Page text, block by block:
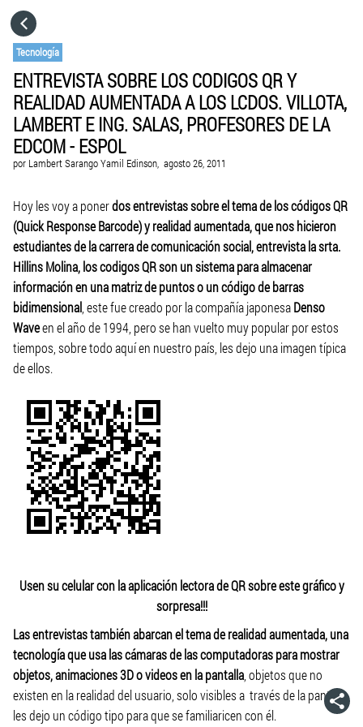
Tecnología
ENTREVISTA SOBRE LOS CODIGOS QR Y
REALIDAD AUMENTADA A LOS LCDOS. VILLOTA,
LAMBERT E ING. SALAS, PROFESORES DE LA
EDCOM - ESPOL
por Lambert Sarango Yamil Edinson, agosto 26, 2011
Hoy les voy a ponerdos entrevistas sobre el tema de los códigos QR
(Quick Response Barcode) y realidad aumentada, que nos hicieron
estudiantes de la carrera de comunicación social, entrevista la srta.
Hillins Molina, los codigos QR son un sistema para almacenar
información en una matriz de puntos o un código de barras
bidimensional , este fue creado por la compañía japonesaDenso
Waveen el año de 1994, pero se han vuelto muy popular por estos
tiempos, sobre todo aquí en nuestro país, les dejo una imagen típica
de ellos.
Usen su celular con la aplicación lectora de QR sobre este gráfico y
sorpresa!!!
Las entrevistas también abarcan el tema de realidad aumentada, una
tecnología que usa las cámaras de las computadoras para mostrar
objetos, animaciones 3D o videos en la pantalla , objetos que no
existen en la realidad del usuario, solo visibles a través de la pantalla,
les dejo un código tipo para que se familiaricen con él.
CATEGORÍAS
IR A